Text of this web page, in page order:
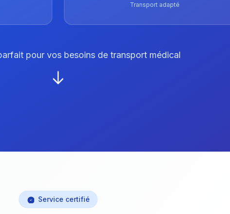
Transport adapté
pour vos besoins de transport médical
Service certifié